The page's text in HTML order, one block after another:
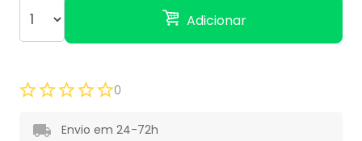
Adicionar
0
Envio em 24-72h